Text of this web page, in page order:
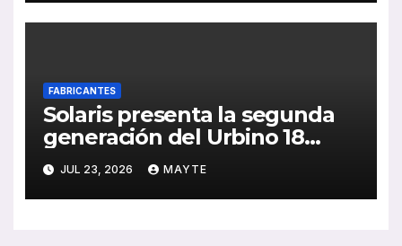
FABRICANTES
Solaris presenta la segunda
generación del Urbino 18
Hydrogen ante el jurado de
los SBY 2027
JUL 23, 2026 MAYTE